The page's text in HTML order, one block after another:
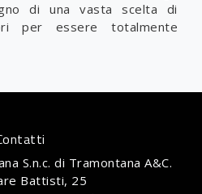
di una vasta scelta di
per essere totalmente
S.n.c. di Tramontana A&C.
Battisti, 25